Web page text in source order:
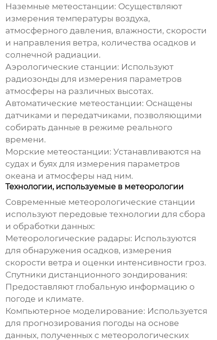
Наземные метеостанции: Осуществляют
измерения температуры воздуха,
атмосферного давления, влажности, скорости
и направления ветра, количества осадков и
солнечной радиации.
Аэрологические станции: Используют
радиозонды для измерения параметров
атмосферы на различных высотах.
Автоматические метеостанции: Оснащены
датчиками и передатчиками, позволяющими
собирать данные в режиме реального
времени.
Морские метеостанции: Устанавливаются на
судах и буях для измерения параметров
океана и атмосферы над ним.
Технологии, используемые в метеорологии
Современные метеорологические станции
используют передовые технологии для сбора
и обработки данных:
Метеорологические радары: Используются
для обнаружения осадков, измерения
скорости ветра и оценки интенсивности гроз.
Спутники дистанционного зондирования:
Предоставляют глобальную информацию о
погоде и климате.
Компьютерное моделирование: Используется
для прогнозирования погоды на основе
данных, полученных с метеорологических